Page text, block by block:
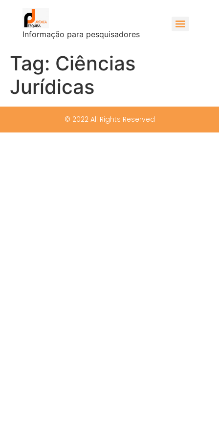
Informação para pesquisadores
Tag: Ciências
Jurídicas
© 2022 All Rights Reserved